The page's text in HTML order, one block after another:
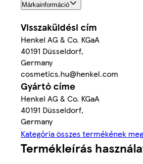
Márkainformáció
Visszaküldési cím
Henkel AG & Co. KGaA
40191 Düsseldorf,
Germany
cosmetics.hu@henkel.com
Gyártó címe
Henkel AG & Co. KGaA
40191 Düsseldorf,
Germany
Kategória összes termékének
Termékleírás